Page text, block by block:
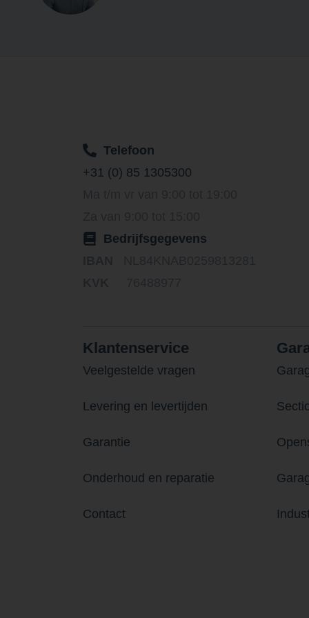
Telefoon
+31 (0) 85 1305300
Bedrijfsgegevens
Klantenservice
Veelgestelde vragen
Levering en levertijden
Garantie
Onderhoud en reparatie
Contact